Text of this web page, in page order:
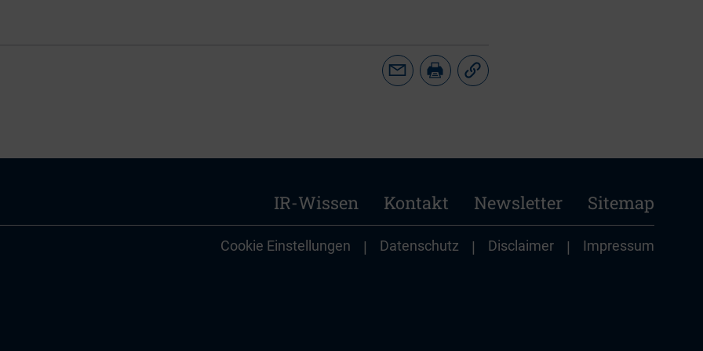
IR-Wissen Kontakt Newsletter Sitemap
Cookie Einstellungen | Datenschutz | Disclaimer | Impressum